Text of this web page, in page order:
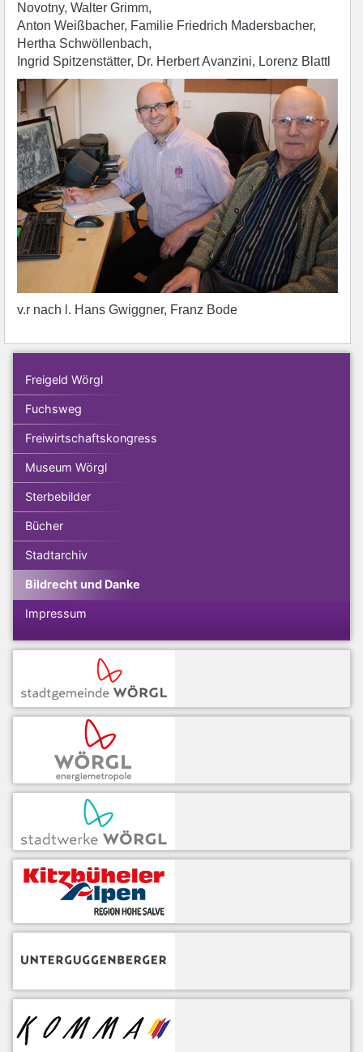
Novotny, Walter Grimm,
Anton Weißbacher, Familie Friedrich Madersbacher,
Hertha Schwöllenbach,
Ingrid Spitzenstätter, Dr. Herbert Avanzini, Lorenz Blattl
v.r nach l. Hans Gwiggner, Franz Bode
Freigeld Wörgl
Fuchsweg
Freiwirtschaftskongress
Museum Wörgl
Sterbebilder
Bücher
Stadtarchiv
Bildrecht und Danke
Impressum